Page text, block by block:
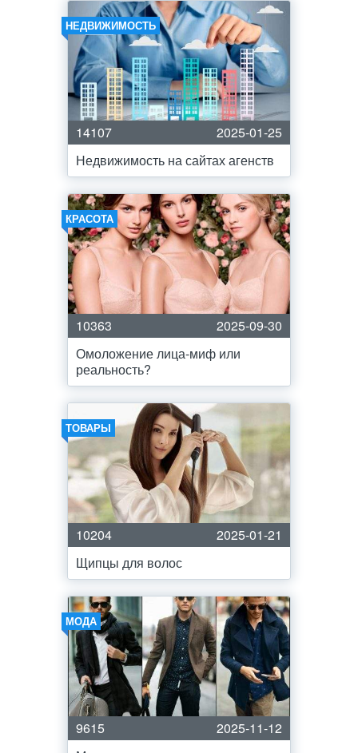
НЕДВИЖИМОСТЬ
14107
2025-01-25
Недвижимость на сайтах агенств
КРАСОТА
10363
2025-09-30
Омоложение лица-миф или
реальность?
ТОВАРЫ
10204
2025-01-21
Щипцы для волос
МОДА
9615
2025-11-12